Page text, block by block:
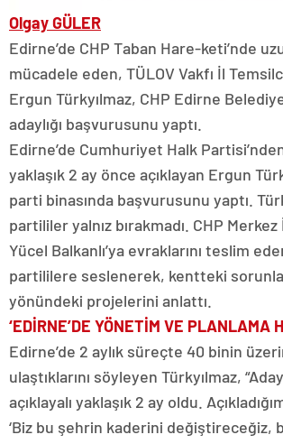
Olgay GÜLER
Edirne’de CHP Taban Hare-keti’nde
mücadele eden, TÜLOV Vakfı İl
Ergun Türkyılmaz, CHP Edirne
adaylığı başvurusunu yaptı.
Edirne’de Cumhuriyet Halk Partisi’nden
yaklaşık 2 ay önce açıklayan Ergun
parti binasında başvurusunu yaptı.
partililer yalnız bırakmadı. CHP Merkez
Yücel Balkanlı’ya evraklarını teslim
partililere seslenerek, kentteki
yönündeki projelerini anlattı.
‘EDİRNE’DE YÖNETİM VE PLANLAMA
Edirne’de 2 aylık süreçte 40 binin
ulaştıklarını söyleyen Türkyılmaz, “Aday
açıklayalı yaklaşık 2 ay oldu.
‘Biz bu şehrin kaderini değiştireceğiz,